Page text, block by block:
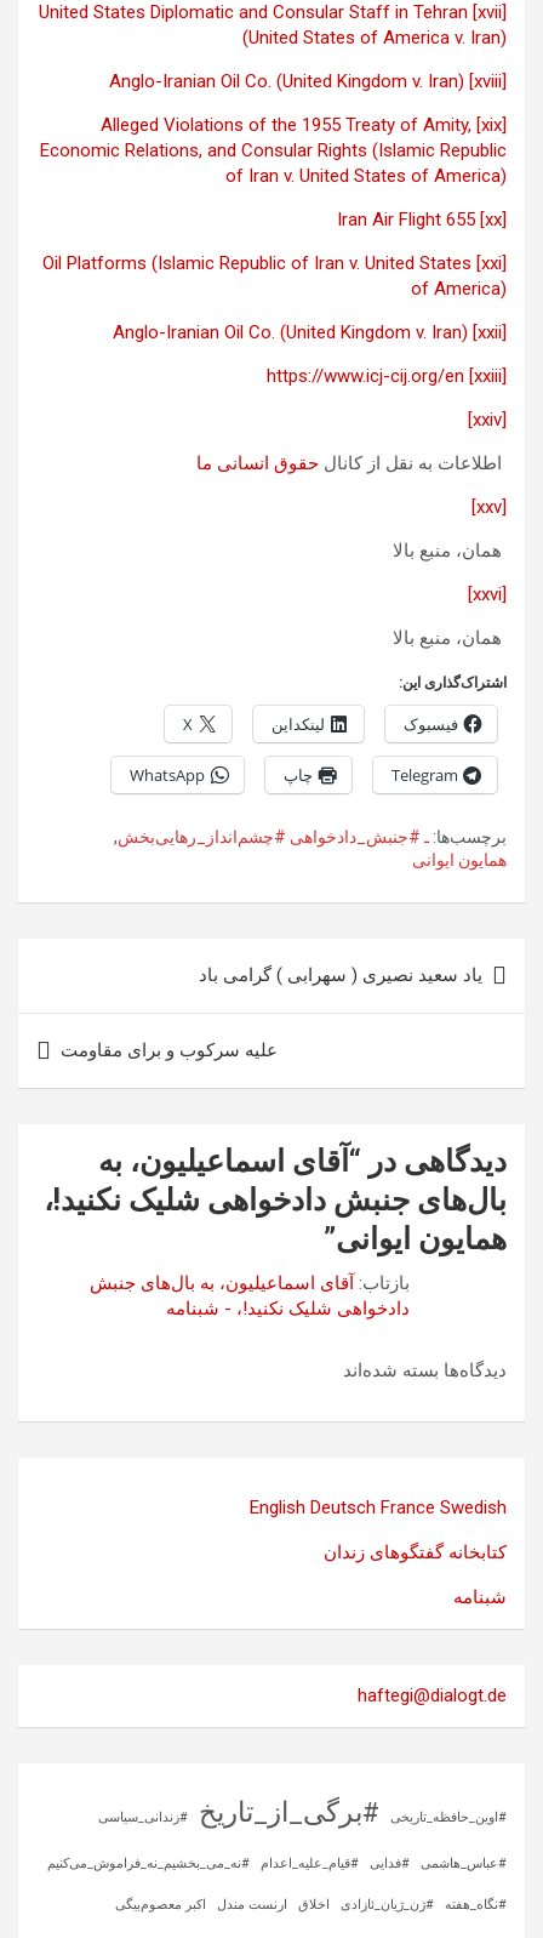
[xvii]
United States Diplomatic and Consular Staff in Tehran
(United States of America v. Iran)
[xviii]
Anglo-Iranian Oil Co. (United Kingdom v. Iran)
[xix]
Alleged Violations of the 1955 Treaty of Amity,
Economic Relations, and Consular Rights (Islamic Republic
of Iran v. United States of America)
[xx]
Iran Air Flight 655
[xxi]
Oil Platforms (Islamic Republic of Iran v. United States
of America)
[xxii]
Anglo-Iranian Oil Co. (United Kingdom v. Iran)
[xxiii]
https://www.icj-cij.org/en
[xxiv]
اطلاعات به نقل از کانال حقوق انسانی ما
[xxv]
همان، منبع بالا
[xxvi]
همان، منبع بالا
اشتراک‌گذاری این:
فیسبوک لینکداین X
Telegram چاپ WhatsApp
برچسب‌ها: ـ #جنبش_دادخواهی #چشم‌انداز_رهایی‌بخش,
همایون ایوانی
نوشته
یاد سعید نصیری ( سهرابی ) گرامی باد
علیه سرکوب و برای مقاومت
دیدگاهی در “ آقای اسماعیلیون، به
بال‌های جنبش دادخواهی شلیک نکنید!،
همایون ایوانی”
بازتاب: آقای اسماعیلیون، به بال‌های جنبش
دادخواهی شلیک نکنید!، - شبنامه
دیدگاه‌ها بسته شده‌اند
English Deutsch France Swedish
کتابخانه گفتگوهای زندان
شبنامه
haftegi@dialogt.de
#اوین_حافظه_تاریخی #برگی_از_تاریخ #زندانی_سیاسی
#عباس_هاشمی #فدایی #قیام_علیه_اعدام #نه_می_بخشیم_نه_فراموش_می‌کنیم
#نگاه_هفته #ژن_ژیان_ئازادی اخلاق ارنست مندل اکبر معصوم‌بیگی